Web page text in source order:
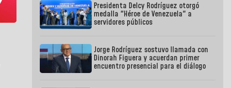
Presidenta Delcy Rodríguez otorgó
medalla "Héroe de Venezuela" a
servidores públicos
Jorge Rodríguez sostuvo llamada con
Dinorah Figuera y acuerdan primer
encuentro presencial para el diálogo